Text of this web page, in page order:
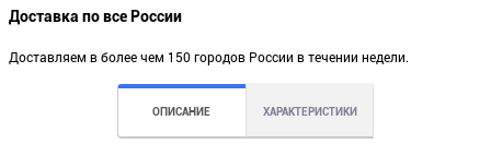
Доставка по все России
Доставляем в более чем 150 городов России в течении недели.
ОПИСАНИЕ ХАРАКТЕРИСТИКИ